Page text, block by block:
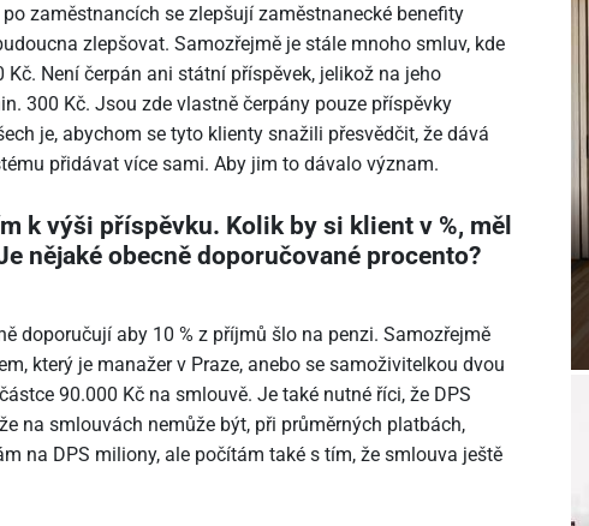
zaměstnancích se zlepšují zaměstnanecké benefity
zlepšovat. Samozřejmě je stále mnoho smluv, kde
Není čerpán ani státní příspěvek, jelikož na jeho
300 Kč. Jsou zde vlastně čerpány pouze příspěvky
je, abychom se tyto klienty snažili přesvědčit, že dává
přidávat více sami. Aby jim to dávalo význam.
k výši příspěvku. Kolik by si klient v %, měl
nějaké obecně doporučované procento?
doporučují aby 10 % z příjmů šlo na penzi. Samozřejmě
který je manažer v Praze, anebo se samoživitelkou dvou
90.000 Kč na smlouvě. Je také nutné říci, že DPS
na smlouvách nemůže být, při průměrných platbách,
na DPS miliony, ale počítám také s tím, že smlouva ještě